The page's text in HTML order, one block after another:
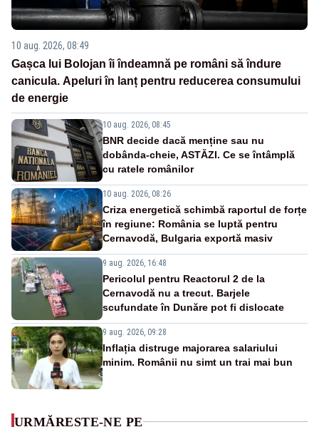
10 aug. 2026, 08:49
Gașca lui Bolojan îi îndeamnă pe români să îndure
canicula. Apeluri în lanț pentru reducerea consumului
de energie
10 aug. 2026, 08:45
BNR decide dacă menține sau nu
dobânda-cheie, ASTĂZI. Ce se întâmplă
cu ratele românilor
10 aug. 2026, 08:26
Criza energetică schimbă raportul de forțe
în regiune: România se luptă pentru
Cernavodă, Bulgaria exportă masiv
9 aug. 2026, 16:48
Pericolul pentru Reactorul 2 de la
Cernavodă nu a trecut. Barjele
scufundate în Dunăre pot fi dislocate
9 aug. 2026, 09:28
Inflația distruge majorarea salariului
minim. Românii nu simt un trai mai bun
URMĂREȘTE-NE PE